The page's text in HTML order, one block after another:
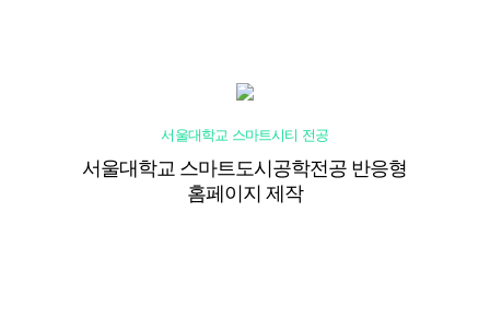
서울대학교 스마트시티 전공
서울대학교 스마트도시공학전공 반응형
홈페이지 제작